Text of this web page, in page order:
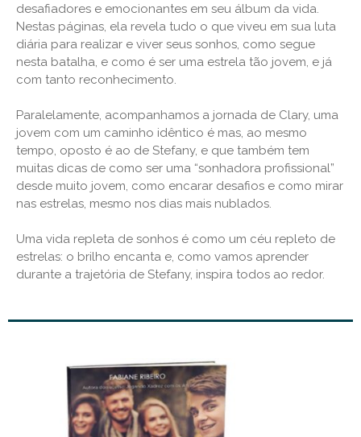
desafiadores e emocionantes em seu álbum da vida.
Nestas páginas, ela revela tudo o que viveu em sua luta
diária para realizar e viver seus sonhos, como segue
nesta batalha, e como é ser uma estrela tão jovem, e já
com tanto reconhecimento.
Paralelamente, acompanhamos a jornada de Clary, uma
jovem com um caminho idêntico é mas, ao mesmo
tempo, oposto é ao de Stefany, e que também tem
muitas dicas de como ser uma “sonhadora profissional”
desde muito jovem, como encarar desafios e como mirar
nas estrelas, mesmo nos dias mais nublados.
Uma vida repleta de sonhos é como um céu repleto de
estrelas: o brilho encanta e, como vamos aprender
durante a trajetória de Stefany, inspira todos ao redor.